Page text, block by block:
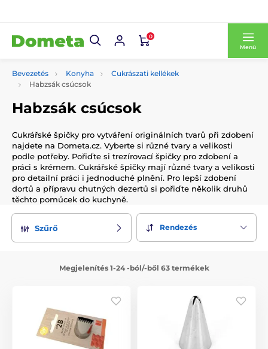
0
Menü
Bevezetés Konyha
Cukrászati kellékek
Habzsák csúcsok
Habzsák csúcsok
Cukrářské špičky pro vytváření originálních tvarů při zdobení
najdete na Dometa.cz. Vyberte si různé tvary a velikosti
podle potřeby. Pořiďte si trezírovací špičky pro zdobení a
práci s krémem. Cukrářské špičky mají různé tvary a velikosti
pro detailní práci i jednoduché plnění. Pro lepší zdobení
dortů a přípravu chutných dezertů si pořiďte několik druhů
těchto pomůcek do kuchyně.
Szűrő Rendezés
Megjelenítés 1-24 -ból/-ből 63 termékek